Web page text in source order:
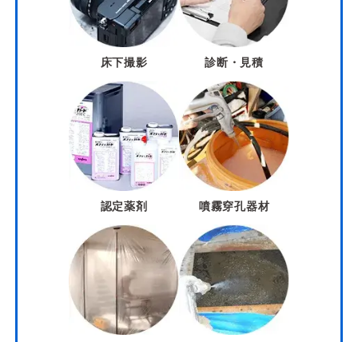
床下撮影 診断・見積
認定薬剤 噴霧穿孔器材